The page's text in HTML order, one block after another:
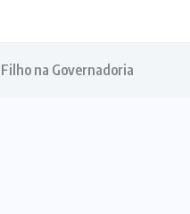
na Governadoria